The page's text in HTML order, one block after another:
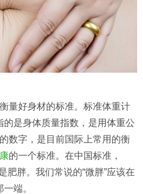
好身材的标准。标准体重计
是身体质量指数，是用体重公
数字，是目前国际上常用的衡
的一个标准。在中国标准，
肥胖。我们常说的“微胖”应该在
端。